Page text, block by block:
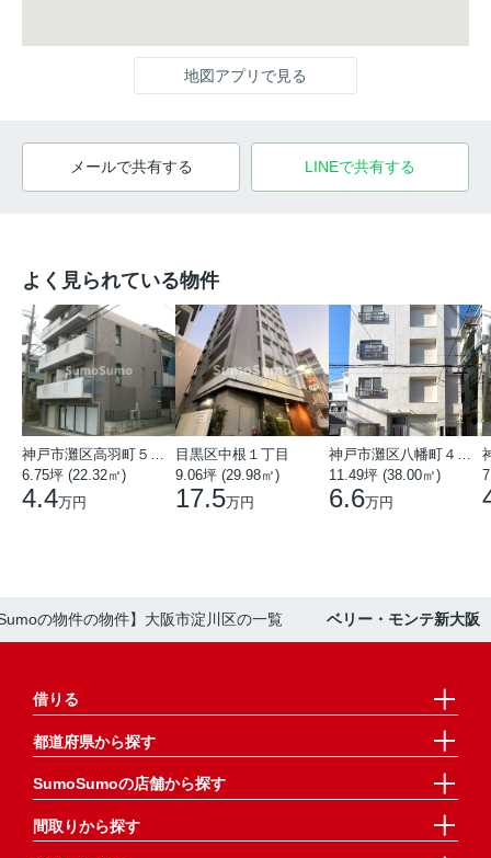
地図アプリで見る
メールで共有する LINEで共有する
よく見られている物件
6.75坪 (22.32㎡)
4.4万円
目黒区中根１丁目
9.06坪 (29.98㎡)
17.5万円
11.49坪 (38.00㎡)
6.6万円
の物件の物件】大阪市淀川区の一覧 ベリー・モンテ新大阪
借りる
都道府県から探す
SumoSumoの店舗から探す
間取りから探す